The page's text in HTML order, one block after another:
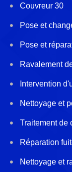
Couvreur 30
Pose et
Pose et
Ravalement
Intervention
Nettoyage et
Traitement de
Réparation
Nettoyage et